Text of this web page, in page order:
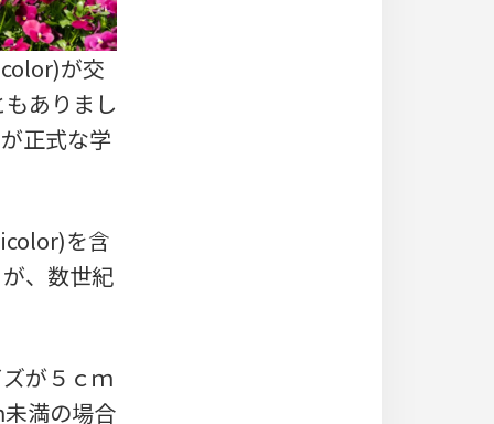
が交
ありまし
正式な学
を含
、数世紀
が５ｃｍ
満の場合